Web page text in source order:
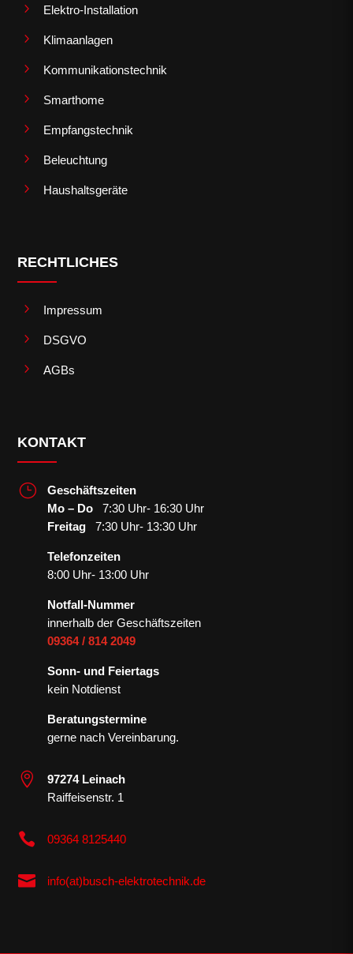
5 Elektro-Installation
5 Klimaanlagen
5 Kommunikationstechnik
5 Smarthome
5 Empfangstechnik
5 Beleuchtung
5 Haushaltsgeräte
RECHTLICHES
5 Impressum
5 DSGVO
5 AGBs
KONTAKT
}
Geschäftszeiten
Mo – Do 7:30 Uhr- 16:30 Uhr
Freitag 7:30 Uhr- 13:30 Uhr
Telefonzeiten
8:00 Uhr- 13:00 Uhr
Notfall-Nummer
innerhalb der Geschäftszeiten
09364 / 814 2049
Sonn- und Feiertags
kein Notdienst
Beratungstermine
gerne nach Vereinbarung.

97274 Leinach
Raiffeisenstr. 1
 09364 8125440
 info(at)busch-elektrotechnik.de